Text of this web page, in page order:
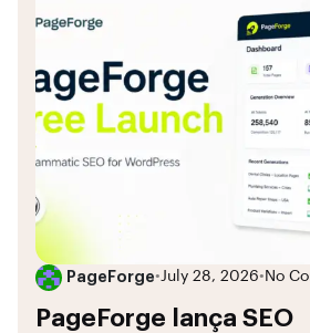
PageForge•July 28, 2026• No
PageForge lança SEO